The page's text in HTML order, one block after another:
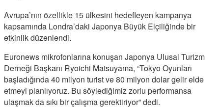
Avrupa’nın özellikle 15 ülkesini hedefleyen kampanya
kapsamında Londra’daki Japonya Büyük Elçiliğinde bir
etkinlik düzenlendi.
Euronews mikrofonlarına konuşan Japonya Ulusal Turizm
Derneği Başkanı Ryoichi Matsuyama, “Tokyo Oyunları
başladığında 40 milyon turist ve 80 milyon dolar gelir elde
etmeyi planlıyoruz. Bu söylediğimiz zorlu performansa
ulaşmak da sıkı bir çalışma gerektiriyor” dedi.